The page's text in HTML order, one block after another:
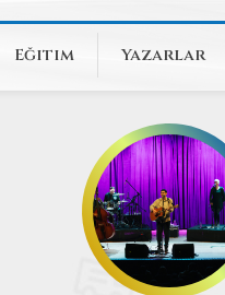
Eğitim Yazarlar